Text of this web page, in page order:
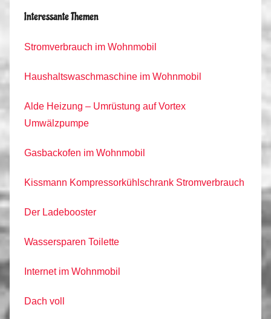
Interessante Themen
Stromverbrauch im Wohnmobil
Haushaltswaschmaschine im Wohnmobil
Alde Heizung – Umrüstung auf Vortex
Umwälzpumpe
Gasbackofen im Wohnmobil
Kissmann Kompressorkühlschrank Stromverbrauch
Der Ladebooster
Wassersparen Toilette
Internet im Wohnmobil
Dach voll